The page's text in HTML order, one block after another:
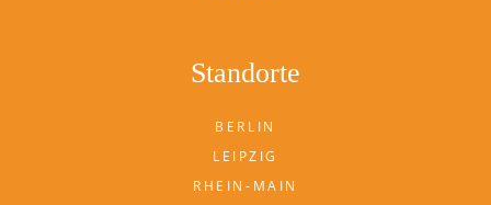
Standorte
BERLIN
LEIPZIG
RHEIN-MAIN